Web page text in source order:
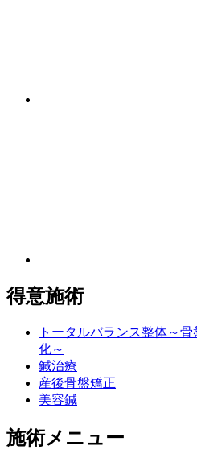
得意施術
トータルバランス整体～
化～
鍼治療
産後骨盤矯正
美容鍼
施術メニュー